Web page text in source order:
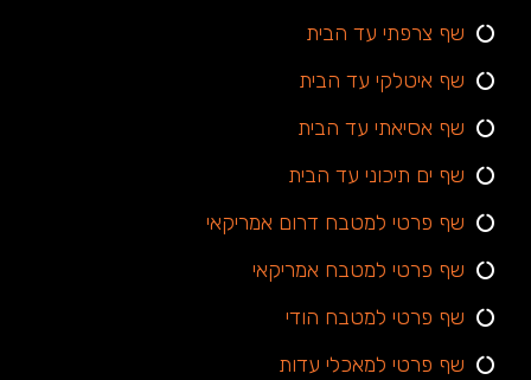
שף צרפתי עד הבית
שף איטלקי עד הבית
שף אסיאתי עד הבית
שף ים תיכוני עד הבית
שף פרטי למטבח דרום אמריקאי
שף פרטי למטבח אמריקאי
שף פרטי למטבח הודי
שף פרטי למאכלי עדות